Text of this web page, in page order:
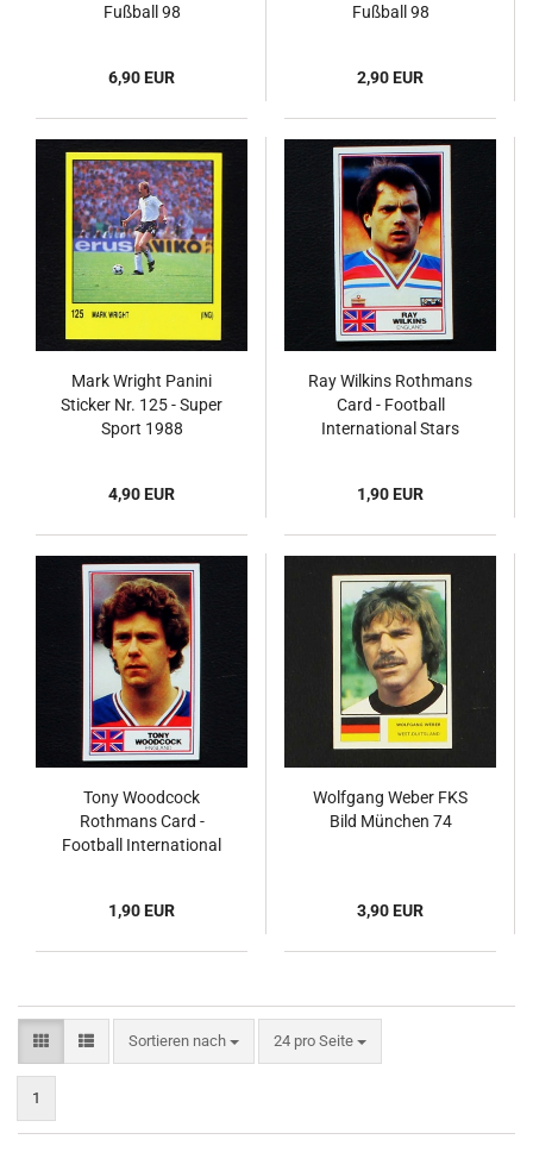
Fußball 98
6,90 EUR
Fußball 98
2,90 EUR
Mark Wright Panini
Sticker Nr. 125 - Super
Sport 1988
4,90 EUR
Ray Wilkins Rothmans
Card - Football
International Stars
1,90 EUR
Tony Woodcock
Rothmans Card -
Football International
1,90 EUR
Wolfgang Weber FKS
Bild München 74
3,90 EUR
Sortieren nach
Sortieren nach 24 pro Seite
pro Seite
1